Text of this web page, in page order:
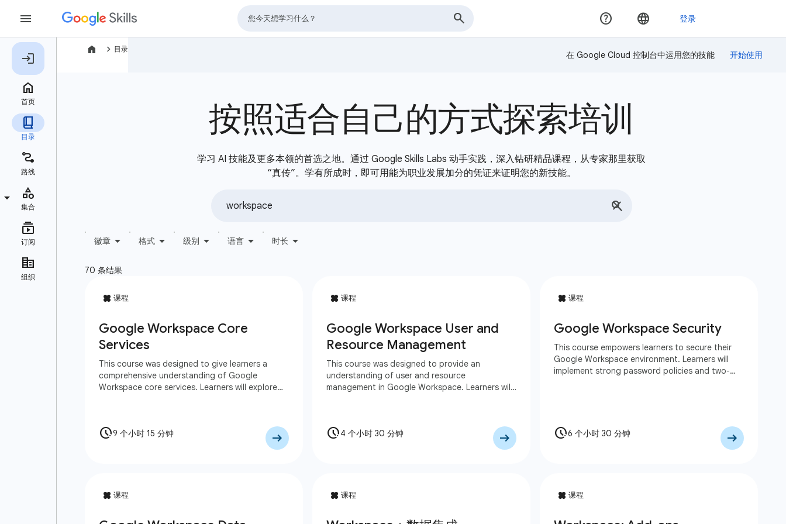
navigate_next 目录
在 Google Cloud 控制台中运用您的技能
按照适合自己的方式探索培训
学习 AI 技能及更多本领的首选之地。通过 Google Skills Labs 动手实践，深入钻研精品课程，从专家那里获取
“真传”。学有所成时，即可用能为职业发展加分的凭证来证明您的新技能。